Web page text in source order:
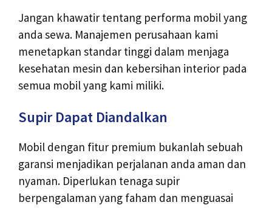
Jangan khawatir tentang performa mobil yang
anda sewa. Manajemen perusahaan kami
menetapkan standar tinggi dalam menjaga
kesehatan mesin dan kebersihan interior pada
semua mobil yang kami miliki.
Supir Dapat Diandalkan
Mobil dengan fitur premium bukanlah sebuah
garansi menjadikan perjalanan anda aman dan
nyaman. Diperlukan tenaga supir
berpengalaman yang faham dan menguasai